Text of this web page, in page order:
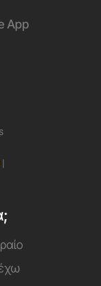
App
|